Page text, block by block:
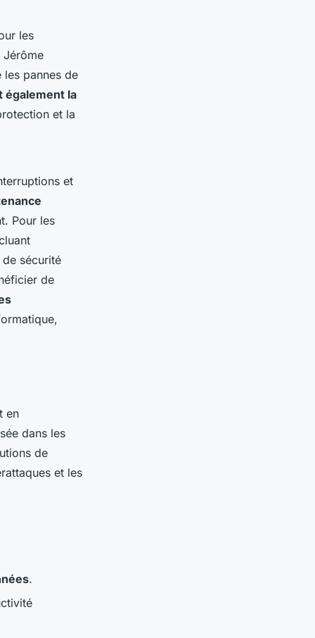
les
Jérôme
pannes de
également la
et la
et
Pour les
sécurité
de
en
dans les
de
et les
.